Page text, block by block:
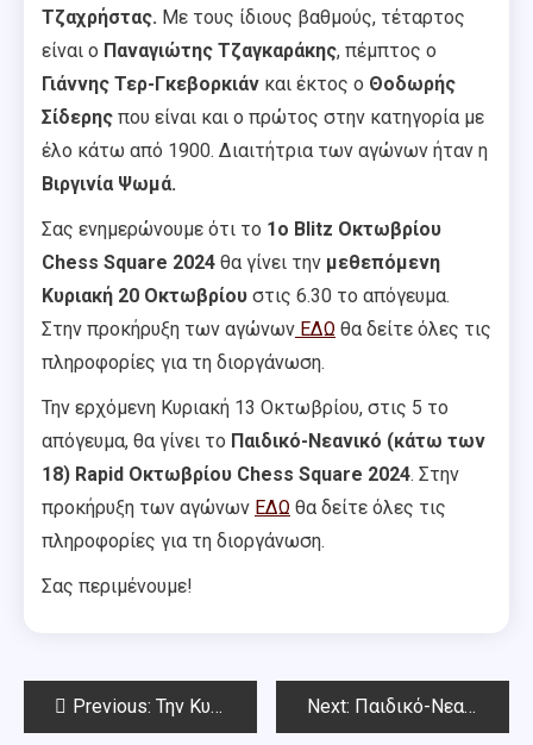
Τζαχρήστας. Με τους ίδιους βαθμούς, τέταρτος
είναι ο Παναγιώτης Τζαγκαράκης, πέμπτος ο
Γιάννης Τερ-Γκεβορκιάν και έκτος ο Θοδωρής
Σίδερης που είναι και ο πρώτος στην κατηγορία με
έλο κάτω από 1900. Διαιτήτρια των αγώνων ήταν η
Βιργινία Ψωμά.
Σας ενημερώνουμε ότι το 1ο Blitz Οκτωβρίου
Chess Square 2024 θα γίνει την μεθεπόμενη
Κυριακή 20 Οκτωβρίου στις 6.30 το απόγευμα.
Στην προκήρυξη των αγώνων ΕΔΩ θα δείτε όλες τις
πληροφορίες για τη διοργάνωση.
Την ερχόμενη Κυριακή 13 Οκτωβρίου, στις 5 το
απόγευμα, θα γίνει το Παιδικό-Νεανικό (κάτω των
18) Rapid Οκτωβρίου Chess Square 2024. Στην
προκήρυξη των αγώνων ΕΔΩ θα δείτε όλες τις
πληροφορίες για τη διοργάνωση.
Σας περιμένουμε!
PostPrevious: Την Κυριακή 6 Οκτωβρίου το1o Rapid Οκτωβρίου Chess Square 2024 Next: Παιδικό-Νεανικό (κάτω των 18) Rapid Οκτωβρίου Chess Square 2024